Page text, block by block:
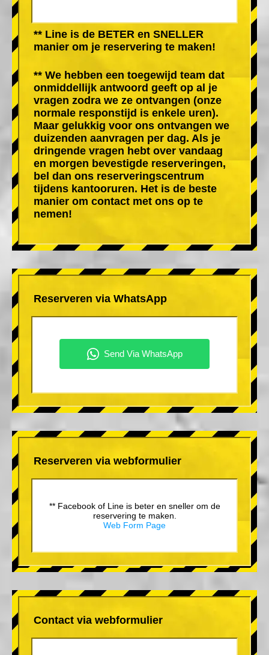
** Line is de BETER en SNELLER
manier om je reservering te maken!
** We hebben een toegewijd team dat
onmiddellijk antwoord geeft op al je
vragen zodra we ze ontvangen (onze
normale responstijd is enkele uren).
Maar gelukkig voor ons ontvangen we
duizenden aanvragen per dag. Als je
dringende vragen hebt over vandaag
en morgen bevestigde reserveringen,
bel dan ons reserveringscentrum
tijdens kantooruren. Het is de beste
manier om contact met ons op te
nemen!
Reserveren via WhatsApp
Reserveren via webformulier
** Facebook of Line is beter en sneller om de
reservering te maken.
Web Form Page
Contact via webformulier